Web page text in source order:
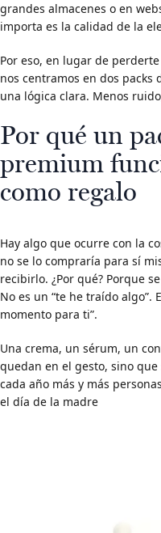
grandes almacenes o en
importa es la calidad de la
Por eso, en lugar de
nos centramos en dos packs
una lógica clara. Menos
Por qué un
premium
como regalo
Hay algo que ocurre con la
no se lo compraría para sí
recibirlo. ¿Por qué? Porque
No es un “te he traído algo”.
momento para ti”.
Una crema, un sérum, un
quedan en el gesto, sino
cada año más y más
el día de la madre